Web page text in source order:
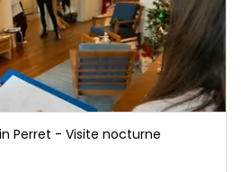
Perret - Visite nocturne